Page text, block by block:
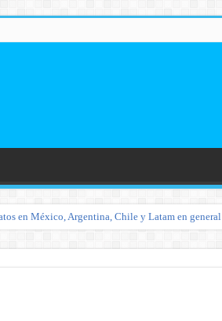
en México, Argentina, Chile y Latam en general